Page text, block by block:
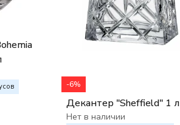
-6%
Декантер "Sheffield" 1 л
Нет в наличии